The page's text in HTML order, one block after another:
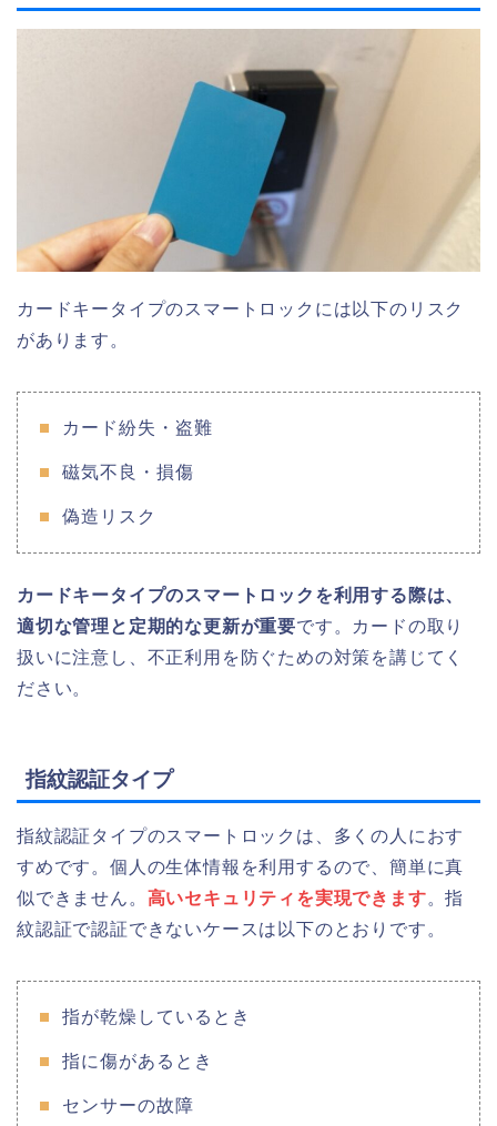
カードキータイプのスマートロックには以下のリスク
があります。
カード紛失・盗難
磁気不良・損傷
偽造リスク
カードキータイプのスマートロックを利用する際は、
適切な管理と定期的な更新が重要です。カードの取り
扱いに注意し、不正利用を防ぐための対策を講じてく
ださい。
指紋認証タイプ
指紋認証タイプのスマートロックは、多くの人におす
すめです。個人の生体情報を利用するので、簡単に真
似できません。 高いセキュリティを実現できます。指
紋認証で認証できないケースは以下のとおりです。
指が乾燥しているとき
指に傷があるとき
センサーの故障